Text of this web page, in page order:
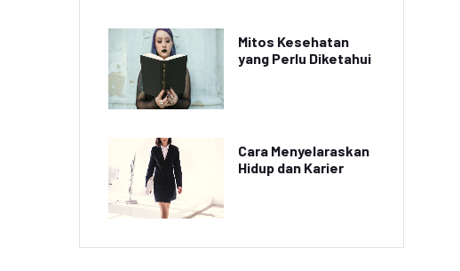
Mitos Kesehatan
yang Perlu Diketahui
Cara Menyelaraskan
Hidup dan Karier